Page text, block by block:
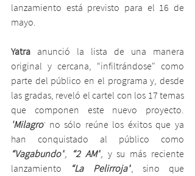
lanzamiento está previsto para el 16 de
mayo.
Yatra anunció la lista de una manera
original y cercana, “infiltrándose" como
parte del público en el programa y, desde
las gradas, reveló el cartel con los 17 temas
'Milagro' no sólo reúne los éxitos que ya
“Vagabundo”, “2 AM”, y su más reciente
lanzamiento
“La Pelirroja”, sino que